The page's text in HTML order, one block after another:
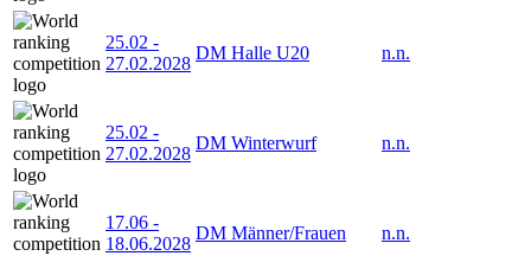
25.02 -
27.02.2028
DM Halle U20 n.n.
25.02 -
27.02.2028
DM Winterwurf n.n.
17.06 -
18.06.2028
DM Männer/Frauen n.n.